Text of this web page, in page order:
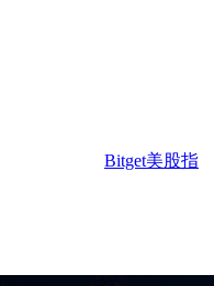
Bitget美股指